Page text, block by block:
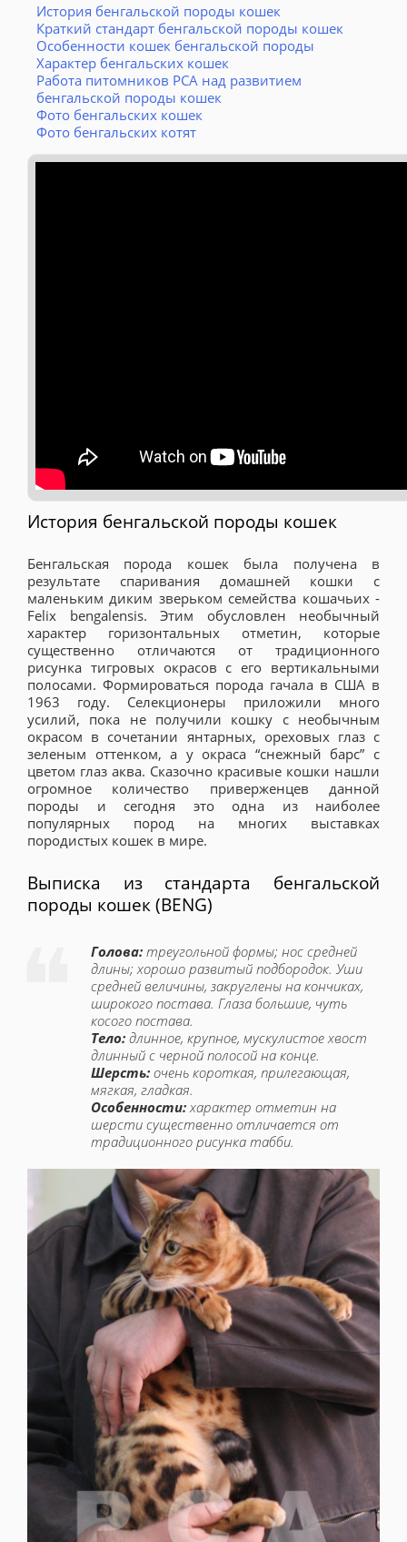
История бенгальской породы кошек
Краткий стандарт бенгальской породы кошек
Особенности кошек бенгальской породы
Характер бенгальских кошек
Работа питомников PCA над развитием
бенгальской породы кошек
Фото бенгальских кошек
Фото бенгальских котят
История бенгальской породы кошек
Бенгальская порода кошек была получена в
результате спаривания домашней кошки с
маленьким диким зверьком семейства кошачьих -
Felix bengalensis. Этим обусловлен необычный
характер горизонтальных отметин, которые
существенно отличаются от традиционного
рисунка тигровых окрасов с его вертикальными
полосами. Формироваться порода гачала в США в
1963 году. Селекционеры приложили много
усилий, пока не получили кошку с необычным
окрасом в сочетании янтарных, ореховых глаз с
зеленым оттенком, а у окраса “снежный барс” с
цветом глаз аква. Сказочно красивые кошки нашли
огромное количество приверженцев данной
породы и сегодня это одна из наиболее
популярных пород на многих выставках
породистых кошек в мире.
Выписка из стандарта бенгальской
породы кошек (BENG)
Голова: треугольной формы; нос средней
длины; хорошо развитый подбородок. Уши
средней величины, закруглены на кончиках,
широкого постава. Глаза большие, чуть
косого постава.
Тело: длинное, крупное, мускулистое хвост
длинный с черной полосой на конце.
Шерсть: очень короткая, прилегающая,
мягкая, гладкая.
Особенности: характер отметин на
шерсти существенно отличается от
традиционного рисунка табби.